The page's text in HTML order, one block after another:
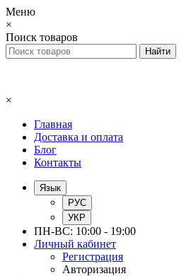
Меню
×
Поиск товаров
×
Главная
Доставка и оплата
Блог
Контакты
Язык
РУС
УКР
ПН-ВС: 10:00 - 19:00
Личный кабинет
Регистрация
Авторизация